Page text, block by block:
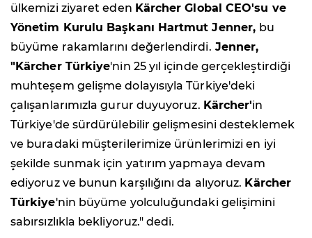
ülkemizi ziyaret eden Kärcher Global CEO'su ve
Yönetim Kurulu Başkanı Hartmut Jenner, bu
büyüme rakamlarını değerlendirdi. Jenner,
"Kärcher Türkiye'nin 25 yıl içinde gerçekleştirdiği
muhteşem gelişme dolayısıyla Türkiye'deki
çalışanlarımızla gurur duyuyoruz. Kärcher'in
Türkiye'de sürdürülebilir gelişmesini desteklemek
ve buradaki müşterilerimize ürünlerimizi en iyi
şekilde sunmak için yatırım yapmaya devam
ediyoruz ve bunun karşılığını da alıyoruz. Kärcher
Türkiye'nin büyüme yolculuğundaki gelişimini
sabırsızlıkla bekliyoruz." dedi.